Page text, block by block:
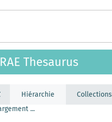
Thesaurus
Hiérarchie Collections
...